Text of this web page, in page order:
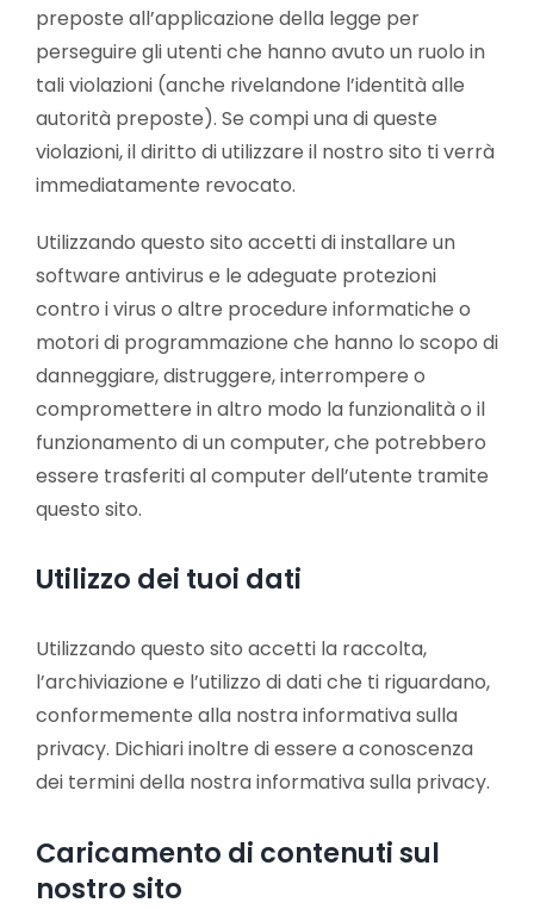
preposte all’applicazione della legge per
perseguire gli utenti che hanno avuto un ruolo in
tali violazioni (anche rivelandone l’identità alle
autorità preposte). Se compi una di queste
violazioni, il diritto di utilizzare il nostro sito ti verrà
immediatamente revocato.
Utilizzando questo sito accetti di installare un
software antivirus e le adeguate protezioni
contro i virus o altre procedure informatiche o
motori di programmazione che hanno lo scopo di
danneggiare, distruggere, interrompere o
compromettere in altro modo la funzionalità o il
funzionamento di un computer, che potrebbero
essere trasferiti al computer dell’utente tramite
questo sito.
Utilizzo dei tuoi dati
Utilizzando questo sito accetti la raccolta,
l’archiviazione e l’utilizzo di dati che ti riguardano,
conformemente alla nostra informativa sulla
privacy. Dichiari inoltre di essere a conoscenza
dei termini della nostra informativa sulla privacy.
Caricamento di contenuti sul
nostro sito